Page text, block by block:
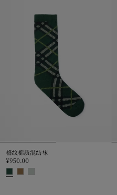
格纹棉质混纺袜
¥950.00